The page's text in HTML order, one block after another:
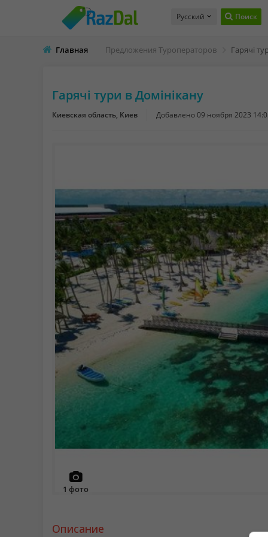
Русский Поиск
Главная Предложения Туроператоров Гарячі
Гарячі тури в Домінікану
Киевская область, Киев Добавлено09 ноября 2023
1 фото
Описание